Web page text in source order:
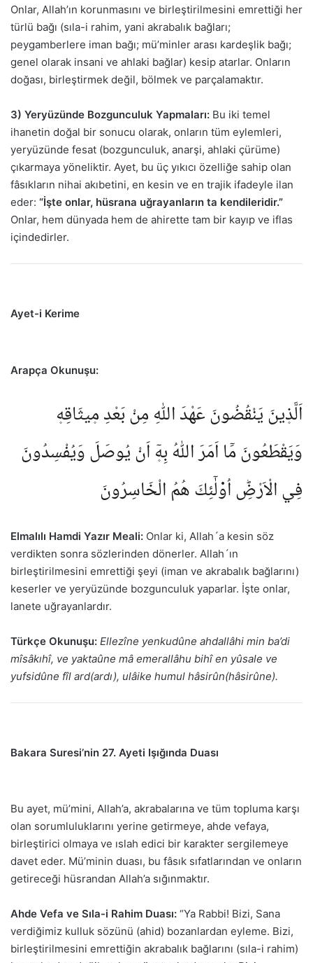
Onlar, Allah’ın korunmasını ve birleştirilmesini emrettiği her
türlü bağı (sıla-i rahim, yani akrabalık bağları;
peygamberlere iman bağı; mü’minler arası kardeşlik bağı;
genel olarak insani ve ahlaki bağlar) kesip atarlar. Onların
doğası, birleştirmek değil, bölmek ve parçalamaktır.
3) Yeryüzünde Bozgunculuk Yapmaları: Bu iki temel
ihanetin doğal bir sonucu olarak, onların tüm eylemleri,
yeryüzünde fesat (bozgunculuk, anarşi, ahlaki çürüme)
çıkarmaya yöneliktir. Ayet, bu üç yıkıcı özelliğe sahip olan
fâsıkların nihai akıbetini, en kesin ve en trajik ifadeyle ilan
eder: “İşte onlar, hüsrana uğrayanların ta kendileridir.”
Onlar, hem dünyada hem de ahirette tam bir kayıp ve iflas
içindedirler.
Ayet-i Kerime
Arapça Okunuşu:
اَلَّذ۪ينَ يَنْقُضُونَ عَهْدَ اللّٰهِ مِنْ بَعْدِ م۪يثَاقِه۪
وَيَقْطَعُونَ مَٓا اَمَرَ اللّٰهُ بِه۪ٓ اَنْ يُوصَلَ وَيُفْسِدُونَ
فِي الْاَرْضِؕ اُو۬لٰٓئِكَ هُمُ الْخَاسِرُونَ
Elmalılı Hamdi Yazır Meali: Onlar ki, Allah´a kesin söz
verdikten sonra sözlerinden dönerler. Allah´ın
birleştirilmesini emrettiği şeyi (iman ve akrabalık bağlarını)
keserler ve yeryüzünde bozgunculuk yaparlar. İşte onlar,
lanete uğrayanlardır.
Türkçe Okunuşu: Ellezîne yenkudûne ahdallâhi min ba’di
mîsâkıhî, ve yaktaûne mâ emerallâhu bihî en yûsale ve
yufsidûne fîl ard(ardı), ulâike humul hâsirûn(hâsirûne).
Bakara Suresi’nin 27. Ayeti Işığında Duası
Bu ayet, mü’mini, Allah’a, akrabalarına ve tüm topluma karşı
olan sorumluluklarını yerine getirmeye, ahde vefaya,
birleştirici olmaya ve ıslah edici bir karakter sergilemeye
davet eder. Mü’minin duası, bu fâsık sıfatlarından ve onların
getireceği hüsrandan Allah’a sığınmaktır.
Ahde Vefa ve Sıla-i Rahim Duası: “Ya Rabbi! Bizi, Sana
verdiğimiz kulluk sözünü (ahid) bozanlardan eyleme. Bizi,
birleştirilmesini emrettiğin akrabalık bağlarını (sıla-i rahim)